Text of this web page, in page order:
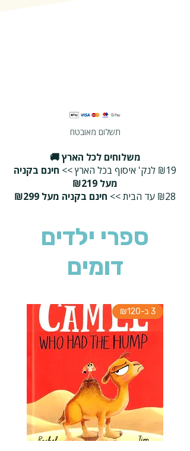
תשלום מאובטח
משלוחים לכל הארץ 🚚
₪19 לנק' איסוף בכל הארץ >>
חינם בקניה
מעל ₪219
₪28 עד הבית >>
חינם בקניה מעל ₪299
ספרי ילדים
דומים
3 ב-₪120